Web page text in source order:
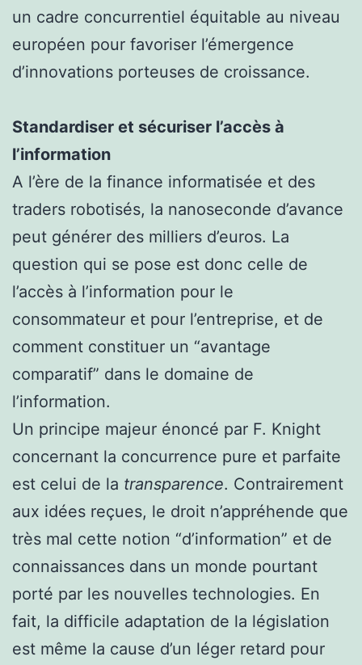
un cadre concurrentiel équitable au niveau
européen pour favoriser l’émergence
d’innovations porteuses de croissance.
Standardiser et sécuriser l’accès à
l’information
A l’ère de la finance informatisée et des
traders robotisés, la nanoseconde d’avance
peut générer des milliers d’euros. La
question qui se pose est donc celle de
l’accès à l’information pour le
consommateur et pour l’entreprise, et de
comment constituer un “avantage
comparatif” dans le domaine de
l’information.
Un principe majeur énoncé par F. Knight
concernant la concurrence pure et parfaite
est celui de la transparence. Contrairement
aux idées reçues, le droit n’appréhende que
très mal cette notion “d’information” et de
connaissances dans un monde pourtant
porté par les nouvelles technologies. En
fait, la difficile adaptation de la législation
est même la cause d’un léger retard pour